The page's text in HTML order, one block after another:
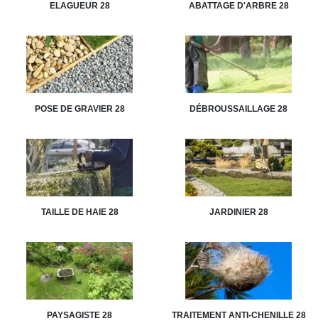
ELAGUEUR 28 ABATTAGE D'ARBRE 28
POSE DE GRAVIER 28 DÉBROUSSAILLAGE 28
TAILLE DE HAIE 28 JARDINIER 28
PAYSAGISTE 28 TRAITEMENT ANTI-CHENILLE 28